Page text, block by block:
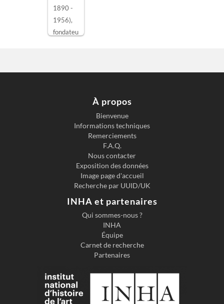
1890 -
1956),
fondateu
À propos
Bienvenue
Informations techniques
Remerciements
F.A.Q.
Nous contacter
Exposition des données
Image page d'accueil
Recherche par UUID/UK
INHA et partenaires
Qui sommes-nous ?
INHA
Équipe
Carnet de recherche
Partenaires